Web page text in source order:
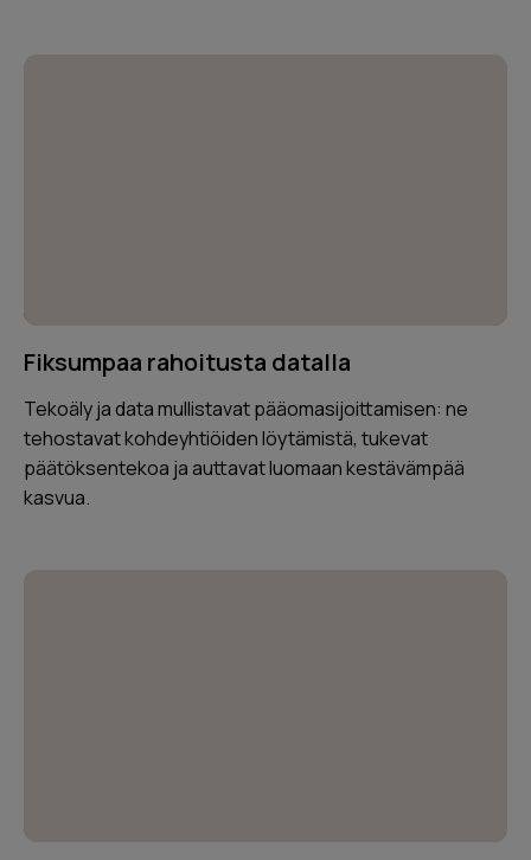
Fiksumpaa rahoitusta datalla
Tekoäly ja data mullistavat pääomasijoittamisen: ne
tehostavat kohdeyhtiöiden löytämistä, tukevat
päätöksentekoa ja auttavat luomaan kestävämpää
kasvua.